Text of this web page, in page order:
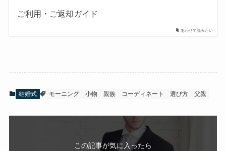
あわせて読みたい
ご利用・ご返却ガイド
結婚式 モーニング 小物 親族 コーディネート 選び方 父親
この記事が気に入ったら